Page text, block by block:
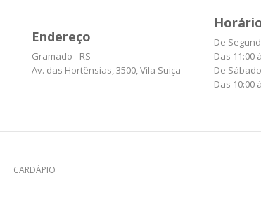
Endereço
Gramado - RS
Av. das Hortênsias, 3500, Vila Suiça
De
Das 11:00
De
Das 10:00
CARDÁPIO